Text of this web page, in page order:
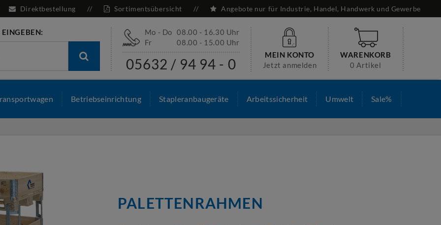
Direktbestellung Sortimentsübersicht Angebote nur für Industrie, Handel, Handwerk und Gewerbe
Mo - Do 08.00 - 16.30 Uhr
Fr
08.00 - 15.00 Uhr
05632 / 94 94 - 0
MEIN KONTO
Jetzt anmelden
WARENKORB
0 Artikel
Betriebseinrichtung Stapleranbaugeräte Arbeitssicherheit Umwelt Sale%
PALETTENRAHMEN